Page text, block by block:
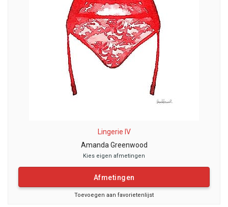
Lingerie IV
Amanda Greenwood
Kies eigen afmetingen
Afmetingen
Toevoegen aan favorietenlijst